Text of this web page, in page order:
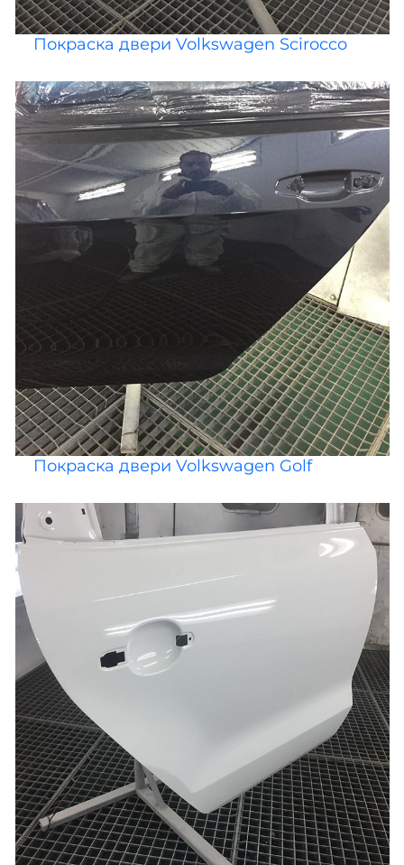
Покраска двери Volkswagen Scirocco
Покраска двери Volkswagen Golf